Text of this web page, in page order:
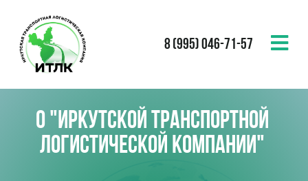
8 (995) 046-71-57
О "Иркутской Транспортной
Логистической компании"